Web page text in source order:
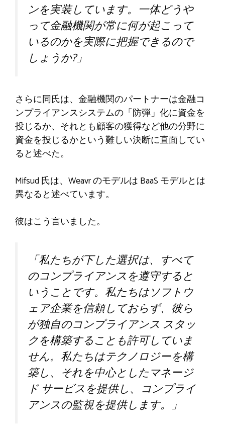
ンを実装しています。一体どうや
って金融機関が常に何が起こって
いるのかを実際に把握できるので
しょうか?」
さらに同氏は、金融機関のパートナーは金融コ
ンプライアンスシステムの「防弾」化に資金を
投じるか、それとも顧客の獲得など他の分野に
資金を投じるかという難しい決断に直面してい
ると述べた。
Mifsud 氏は、Weavr のモデルは BaaS モデルとは
異なると述べています。
彼はこう言いました。
「私たちが下した選択は、すべて
のコンプライアンスを遵守すると
いうことです。私たちはソフトウ
ェア企業を信頼しておらず、彼ら
が独自のコンプライアンス スタッ
クを構築することも許可していま
せん。私たちはテクノロジーを構
築し、それを中心としたマネージ
ド サービスを提供し、コンプライ
アンスの監視を提供します。」